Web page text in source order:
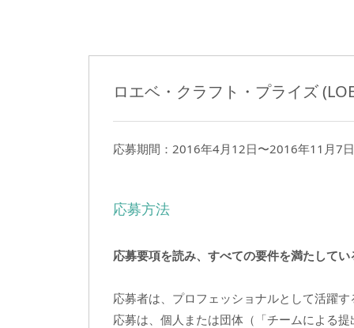
ロエベ・クラフト・プライズ
応募期間：2016年4月12日〜2016年11月7日
応募方法
応募要項を読み、すべての要件を満たして
応募者は、プロフェッショナルとして活躍
応募は、個人または団体（「チームによる